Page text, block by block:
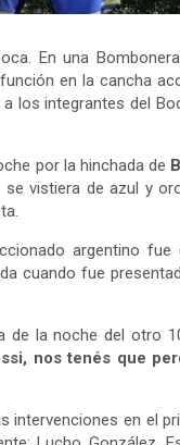
En una
en la cancha
los integrantes del
por la hinchada de
vistiera de azul y
argentino
cuando fue
de la noche del otro
nos tenés que
en el